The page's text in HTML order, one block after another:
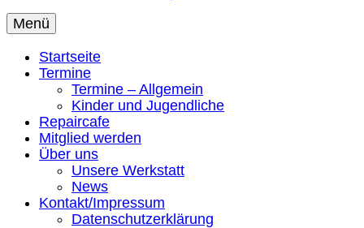
Menü
Startseite
Termine
Termine – Allgemein
Kinder und Jugendliche
Repaircafe
Mitglied werden
Über uns
Unsere Werkstatt
News
Kontakt/Impressum
Datenschutzerklärung